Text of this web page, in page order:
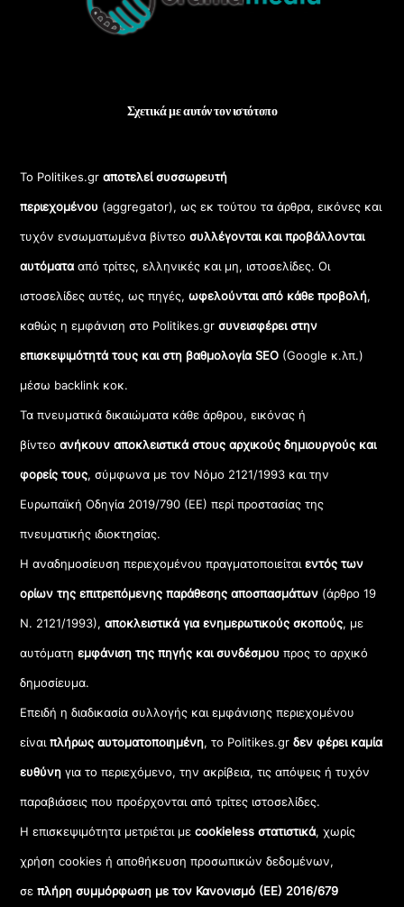
Σχετικά με αυτόν τον ιστότοπο
Το Politikes.grαποτελεί συσσωρευτή
περιεχομένου (aggregator), ως εκ τούτου τα άρθρα, εικόνες και
τυχόν ενσωματωμένα βίντεοσυλλέγονται και προβάλλονται
αυτόματααπό τρίτες, ελληνικές και μη, ιστοσελίδες. Οι
ιστοσελίδες αυτές, ως πηγές,ωφελούνται από κάθε προβολή,
καθώς η εμφάνιση στο Politikes.gr συνεισφέρει στην
επισκεψιμότητά τους και στη βαθμολογία SEO (Google κ.λπ.)
μέσω backlink κοκ.
Τα πνευματικά δικαιώματα κάθε άρθρου, εικόνας ή
βίντεοανήκουν αποκλειστικά στους αρχικούς δημιουργούς και
φορείς τους, σύμφωνα με τον Νόμο 2121/1993 και την
Ευρωπαϊκή Οδηγία 2019/790 (ΕΕ) περί προστασίας της
πνευματικής ιδιοκτησίας.
Η αναδημοσίευση περιεχομένου πραγματοποιείταιεντός των
ορίων της επιτρεπόμενης παράθεσης αποσπασμάτων (άρθρο 19
Ν. 2121/1993), αποκλειστικά για ενημερωτικούς σκοπούς, με
αυτόματηεμφάνιση της πηγής και συνδέσμου προς το αρχικό
δημοσίευμα.
Επειδή η διαδικασία συλλογής και εμφάνισης περιεχομένου
είναιπλήρως αυτοματοποιημένη, το Politikes.grδεν φέρει καμία
ευθύνη για το περιεχόμενο, την ακρίβεια, τις απόψεις ή τυχόν
παραβιάσεις που προέρχονται από τρίτες ιστοσελίδες.
Η επισκεψιμότητα μετριέται μεcookieless στατιστικά, χωρίς
χρήση cookies ή αποθήκευση προσωπικών δεδομένων,
σεπλήρη συμμόρφωση με τον Κανονισμό (ΕΕ) 2016/679